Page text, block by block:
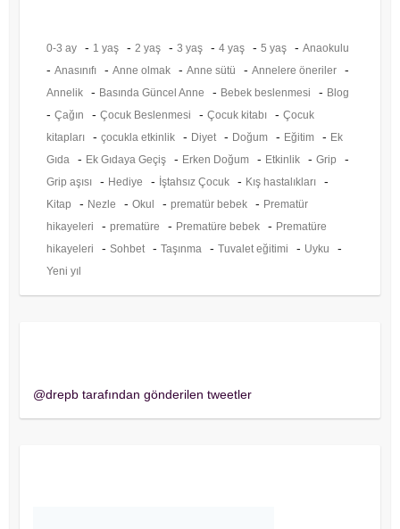
0-3 ay - 1 yaş - 2 yaş - 3 yaş - 4 yaş - 5 yaş - Anaokulu
- Anasınıfı - Anne olmak - Anne sütü - Annelere öneriler -
Annelik - Basında Güncel Anne - Bebek beslenmesi - Blog
- Çağın - Çocuk Beslenmesi - Çocuk kitabı - Çocuk
kitapları
- çocukla etkinlik - Diyet - Doğum - Eğitim - Ek
Gıda
- Ek Gıdaya Geçiş - Erken Doğum - Etkinlik - Grip -
Grip aşısı - Hediye - İştahsız Çocuk - Kış hastalıkları -
Kitap - Nezle - Okul - prematür bebek - Prematür
hikayeleri
- prematüre - Prematüre bebek - Prematüre
hikayeleri
- Sohbet - Taşınma - Tuvalet eğitimi - Uyku -
Yeni yıl
@drepb tarafından gönderilen tweetler